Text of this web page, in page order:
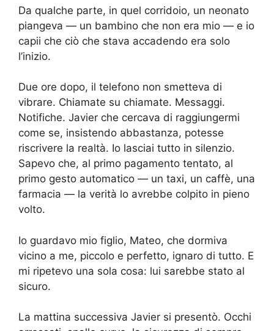
Da qualche parte, in quel corridoio, un neonato
piangeva — un bambino che non era mio — e io
capii che ciò che stava accadendo era solo
l’inizio.
Due ore dopo, il telefono non smetteva di
vibrare. Chiamate su chiamate. Messaggi.
Notifiche. Javier che cercava di raggiungermi
come se, insistendo abbastanza, potesse
riscrivere la realtà. Io lasciai tutto in silenzio.
Sapevo che, al primo pagamento tentato, al
primo gesto automatico — un taxi, un caffè, una
farmacia — la verità lo avrebbe colpito in pieno
volto.
Io guardavo mio figlio, Mateo, che dormiva
vicino a me, piccolo e perfetto, ignaro di tutto. E
mi ripetevo una sola cosa: lui sarebbe stato al
sicuro.
La mattina successiva Javier si presentò. Occhi